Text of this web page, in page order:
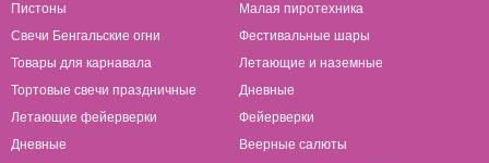
Пистоны
Свечи Бенгальские огни
Товары для карнавала
Тортовые свечи праздничные
Летающие фейерверки
Дневные
Малая пиротехника
Фестивальные шары
Летающие и наземные
Дневные
Фейерверки
Веерные салюты